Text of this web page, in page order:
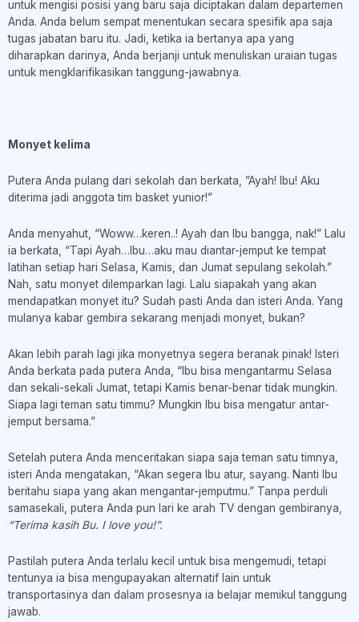
untuk mengisi posisi yang baru saja diciptakan dalam departemen
Anda. Anda belum sempat menentukan secara spesifik apa saja
tugas jabatan baru itu. Jadi, ketika ia bertanya apa yang
diharapkan darinya, Anda berjanji untuk menuliskan uraian tugas
untuk mengklarifikasikan tanggung-jawabnya.
Monyet kelima
Putera Anda pulang dari sekolah dan berkata, ”Ayah! Ibu! Aku
diterima jadi anggota tim basket yunior!”
Anda menyahut, “Woww…keren..! Ayah dan Ibu bangga, nak!” Lalu
ia berkata, “Tapi Ayah…Ibu…aku mau diantar-jemput ke tempat
latihan setiap hari Selasa, Kamis, dan Jumat sepulang sekolah.”
Nah, satu monyet dilemparkan lagi. Lalu siapakah yang akan
mendapatkan monyet itu? Sudah pasti Anda dan isteri Anda. Yang
mulanya kabar gembira sekarang menjadi monyet, bukan?
Akan lebih parah lagi jika monyetnya segera beranak pinak! Isteri
Anda berkata pada putera Anda, “Ibu bisa mengantarmu Selasa
dan sekali-sekali Jumat, tetapi Kamis benar-benar tidak mungkin.
Siapa lagi teman satu timmu? Mungkin Ibu bisa mengatur antar-
jemput bersama.”
Setelah putera Anda menceritakan siapa saja teman satu timnya,
isteri Anda mengatakan, “Akan segera Ibu atur, sayang. Nanti Ibu
beritahu siapa yang akan mengantar-jemputmu.” Tanpa perduli
samasekali, putera Anda pun lari ke arah TV dengan gembiranya,
“Terima kasih Bu. I love you!”.
Pastilah putera Anda terlalu kecil untuk bisa mengemudi, tetapi
tentunya ia bisa mengupayakan alternatif lain untuk
transportasinya dan dalam prosesnya ia belajar memikul tanggung
jawab.